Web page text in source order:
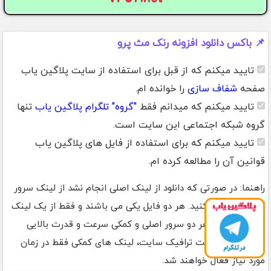
📌 باکس دانلود افزونه رنک مث پرو
تایید میکنم که از قبل برای استفاده از سایت پلاگین یاب
صفحه شفاف سازی را خوانده ام.
تایید میکنم که میدانم فقط "گروه" تلگرام پلاگین یاب تنها
گروه شبکه اجتماعی این سایت است.
تایید میکنم که برای استفاده از فایل های پلاگین یاب
قوانین آن را مطالعه کرده ام.
راهنما: در صورتی که دانلود از لینک اصلی انجام نشد از لینک سرور
کمکی استفاده کنید. هر دو فایل یکی می باشند و فقط از یک لینک
استفاده کنید. هر دو سرور اصلی و کمکی سرعت و قدرت بالایی
دارند. برای مدیریت ترافیک سایت، لینک های کمکی فقط در زمان
مورد نیاز فعال خواهند شد.